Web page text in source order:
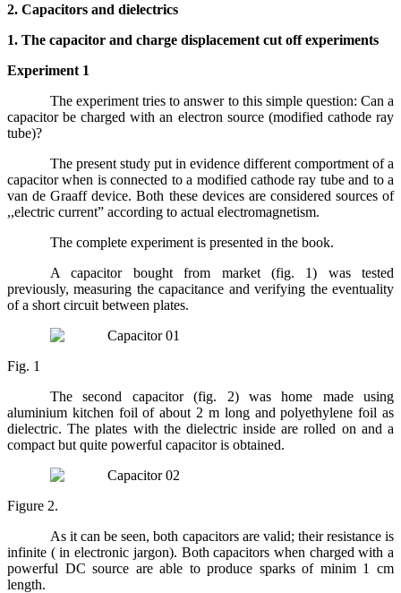
2. Capacitors and dielectrics
1. The capacitor and charge displacement cut off experiments
Experiment 1
The experiment tries to answer to this simple question: Can a
capacitor be charged with an electron source (modified cathode ray
tube)?
The present study put in evidence different comportment of a
capacitor when is connected to a modified cathode ray tube and to a
van de Graaff device. Both these devices are considered sources of
,,electric current” according to actual electromagnetism.
The complete experiment is presented in the book.
A capacitor bought from market (fig. 1) was tested
previously, measuring the capacitance and verifying the eventuality
of a short circuit between plates.
Fig. 1
The second capacitor (fig. 2) was home made using
aluminium kitchen foil of about 2 m long and polyethylene foil as
dielectric. The plates with the dielectric inside are rolled on and a
compact but quite powerful capacitor is obtained.
Figure 2.
As it can be seen, both capacitors are valid; their resistance is
infinite ( in electronic jargon). Both capacitors when charged with a
powerful DC source are able to produce sparks of minim 1 cm
length.